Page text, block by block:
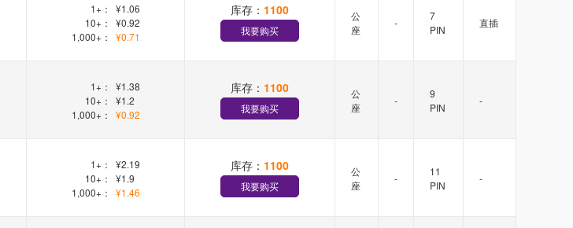
1+：
¥1.06
10+：
¥0.92
1,000+：
¥0.71
库存： 1100
我要购买
公
座
-
7
PIN
直插
1+：
¥1.38
10+：
¥1.2
1,000+：
¥0.92
库存： 1100
我要购买
公
座
-
9
PIN
-
1+：
¥2.19
10+：
¥1.9
1,000+：
¥1.46
库存： 1100
我要购买
公
座
-
11
PIN
-